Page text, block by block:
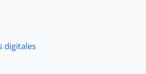
digitales